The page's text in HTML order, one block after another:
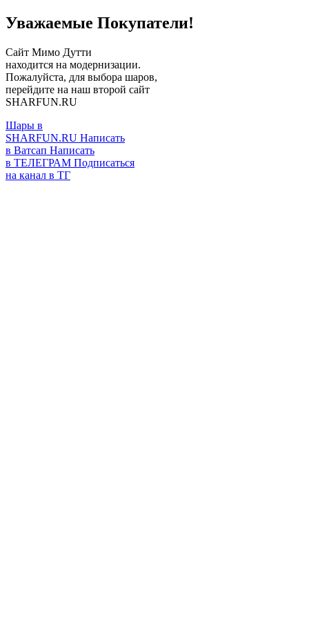
Уважаемые Покупатели!
Сайт Мимо Дутти
находится на модернизации.
Пожалуйста, для выбора шаров,
перейдите на наш второй сайт
SHARFUN.RU
Шары в
SHARFUN.RU Написать
в Ватсап Написать
в ТЕЛЕГРАМ Подписаться
на канал в ТГ